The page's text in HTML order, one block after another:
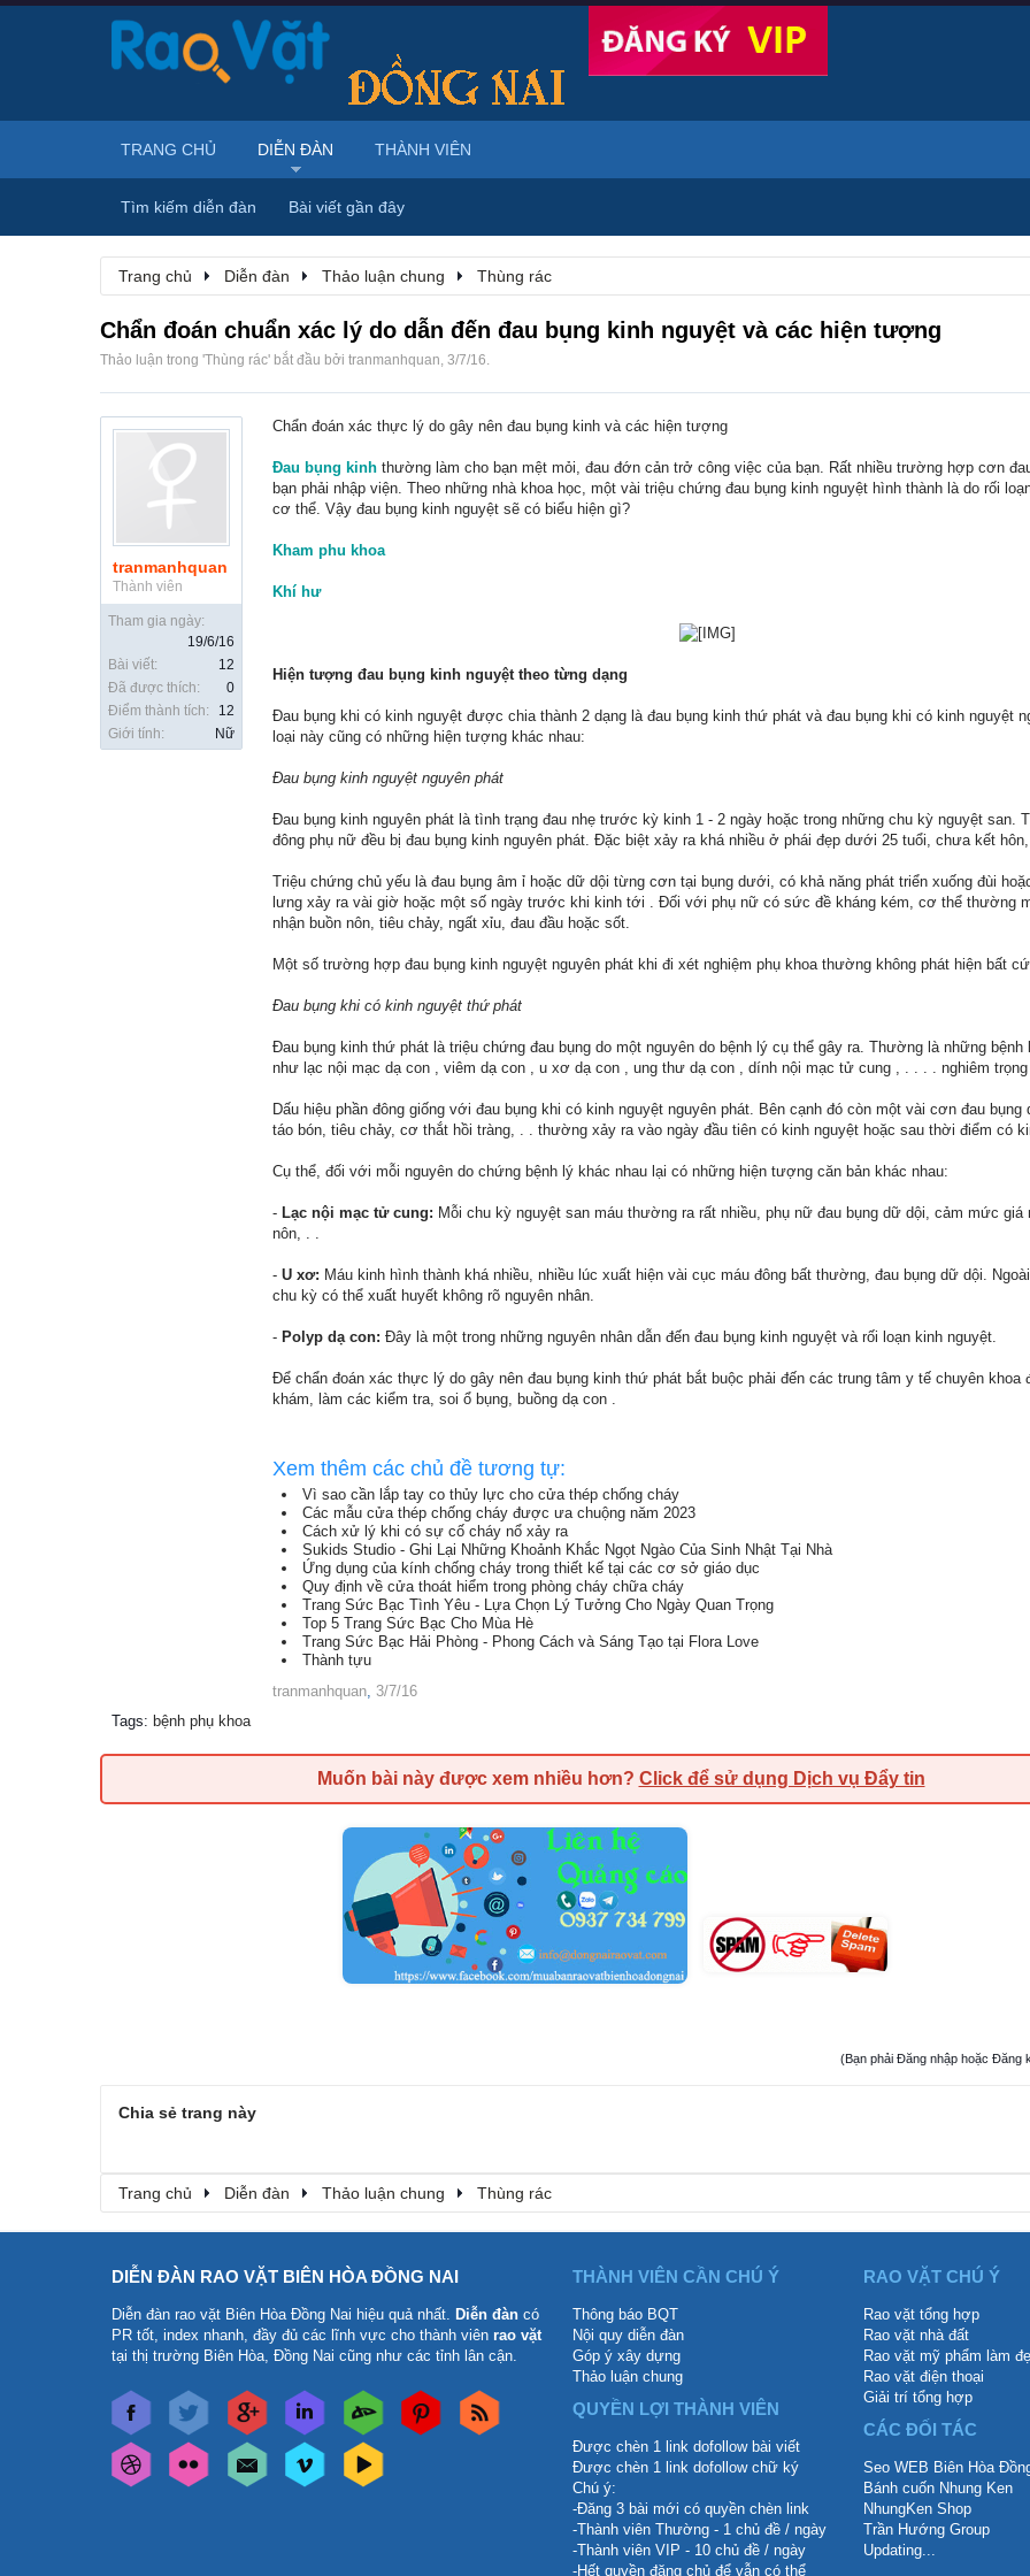
Trang chủ Diễn đàn Thảo luận chung Thùng rác
Chẩn đoán chuẩn xác lý do dẫn đến đau bụng kinh nguyệt và các hiện tượng
Thảo luận trong 'Thùng rác' bắt đầu bởi tranmanhquan, 3/7/16.
tranmanhquan
Thành viên
Tham gia ngày:
19/6/16
Bài viết:
12
Đã được thích:
0
Điểm thành tích:
12
Giới tính:
Nữ
Chẩn đoán xác thực lý do gây nên đau bụng kinh và các hiện tượng
Đau bụng kinh thường làm cho bạn mệt mỏi, đau đớn cản trở công việc của bạn. Rất nhiều trường hợp cơn
bạn phải nhập viện. Theo những nhà khoa học, một vài triệu chứng đau bụng kinh nguyệt hình thành là do rối
cơ thể. Vậy đau bụng kinh nguyệt sẽ có biểu hiện gì?
Kham phu khoa
Khí hư
Hiện tượng đau bụng kinh nguyệt theo từng dạng
Đau bụng khi có kinh nguyệt được chia thành 2 dạng là đau bụng kinh thứ phát và đau bụng khi có kinh nguyệt
loại này cũng có những hiện tượng khác nhau:
Đau bụng kinh nguyệt nguyên phát
Đau bụng kinh nguyên phát là tình trạng đau nhẹ trước kỳ kinh 1 - 2 ngày hoặc trong những chu kỳ nguyệt san.
đông phụ nữ đều bị đau bụng kinh nguyên phát. Đặc biệt xảy ra khá nhiều ở phái đẹp dưới 25 tuổi, chưa kết
Triệu chứng chủ yếu là đau bụng âm ỉ hoặc dữ dội từng cơn tại bụng dưới, có khả năng phát triển xuống đùi
lưng xảy ra vài giờ hoặc một số ngày trước khi kinh tới . Đối với phụ nữ có sức đề kháng kém, cơ thể thường
nhận buồn nôn, tiêu chảy, ngất xỉu, đau đầu hoặc sốt.
Một số trường hợp đau bụng kinh nguyệt nguyên phát khi đi xét nghiệm phụ khoa thường không phát hiện bất
Đau bụng khi có kinh nguyệt thứ phát
Đau bụng kinh thứ phát là triệu chứng đau bụng do một nguyên do bệnh lý cụ thể gây ra. Thường là những bệnh
như lạc nội mạc dạ con , viêm dạ con , u xơ dạ con , ung thư dạ con , dính nội mạc tử cung , . . . . nghiêm
Dấu hiệu phần đông giống với đau bụng khi có kinh nguyệt nguyên phát. Bên cạnh đó còn một vài cơn đau bụng
táo bón, tiêu chảy, cơ thắt hồi tràng, . . thường xảy ra vào ngày đầu tiên có kinh nguyệt hoặc sau thời điểm có
Cụ thể, đối với mỗi nguyên do chứng bệnh lý khác nhau lại có những hiện tượng căn bản khác nhau:
- Lạc nội mạc tử cung: Mỗi chu kỳ nguyệt san máu thường ra rất nhiều, phụ nữ đau bụng dữ dội, cảm mức giá
nôn, . .
- U xơ: Máu kinh hình thành khá nhiều, nhiều lúc xuất hiện vài cục máu đông bất thường, đau bụng dữ dội.
chu kỳ có thể xuất huyết không rõ nguyên nhân.
- Polyp dạ con: Đây là một trong những nguyên nhân dẫn đến đau bụng kinh nguyệt và rối loạn kinh nguyệt.
Để chẩn đoán xác thực lý do gây nên đau bụng kinh thứ phát bắt buộc phải đến các trung tâm y tế chuyên khoa
khám, làm các kiểm tra, soi ổ bụng, buồng dạ con .
Xem thêm các chủ đề tương tự:
Vì sao cần lắp tay co thủy lực cho cửa thép chống cháy
Các mẫu cửa thép chống cháy được ưa chuộng năm 2023
Cách xử lý khi có sự cố cháy nổ xảy ra
Sukids Studio - Ghi Lại Những Khoảnh Khắc Ngọt Ngào Của Sinh Nhật Tại Nhà
Ứng dụng của kính chống cháy trong thiết kế tại các cơ sở giáo dục
Quy định về cửa thoát hiểm trong phòng cháy chữa cháy
Trang Sức Bạc Tình Yêu - Lựa Chọn Lý Tưởng Cho Ngày Quan Trọng
Top 5 Trang Sức Bạc Cho Mùa Hè
Trang Sức Bạc Hải Phòng - Phong Cách và Sáng Tạo tại Flora Love
Thành tựu
tranmanhquan, 3/7/16
Tags: bệnh phụ khoa
Muốn bài này được xem nhiều hơn? Click để sử dụng Dịch vụ Đẩy tin
(Bạn phải Đăng nhập hoặc Đăng
Chia sẻ trang này
Trang chủ Diễn đàn Thảo luận chung Thùng rác
TRANG CHỦ DIỄN ĐÀN
Tìm kiếm diễn đàn Bài viết gần đây
THÀNH VIÊN
DIỄN ĐÀN RAO VẶT BIÊN HÒA ĐỒNG NAI
Diễn đàn rao vặt Biên Hòa Đồng Nai hiệu quả nhất. Diễn đàn có
PR tốt, index nhanh, đầy đủ các lĩnh vực cho thành viên rao vặt
tại thị trường Biên Hòa, Đồng Nai cũng như các tỉnh lân cận.
THÀNH VIÊN CẦN CHÚ Ý
Thông báo BQT
Nội quy diễn đàn
Góp ý xây dựng
Thảo luận chung
QUYỀN LỢI THÀNH VIÊN
Được chèn 1 link dofollow bài viết
Được chèn 1 link dofollow chữ ký
Chú ý:
-Đăng 3 bài mới có quyền chèn link
-Thành viên Thường - 1 chủ đề / ngày
-Thành viên VIP - 10 chủ đề / ngày
-Hết quyền đăng chủ để vẫn có thể
RAO VẶT CHÚ Ý
Rao vặt tổng hợp
Rao vặt nhà đất
Rao vặt mỹ phẩm làm
Rao vặt điện thoại
Giải trí tổng hợp
CÁC ĐỐI TÁC
Seo WEB Biên Hòa
Bánh cuốn Nhung Ken
NhungKen Shop
Trần Hướng Group
Updating...